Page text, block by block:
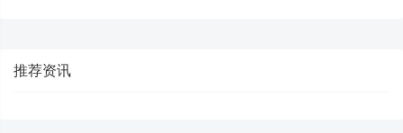
推荐资讯